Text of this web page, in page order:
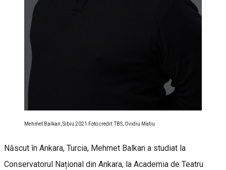
Mehmet Balkan, Sibiu 2021 Foto credit: TBS, Ovidiu Matiu
Născut în Ankara, Turcia, Mehmet Balkan a studiat la
Conservatorul Național din Ankara, la Academia de Teatru